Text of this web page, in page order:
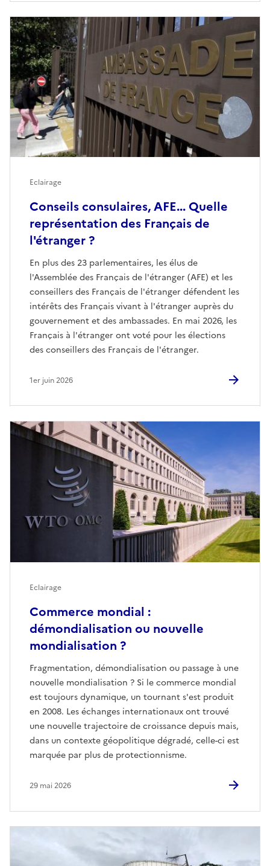
Conseils consulaires, AFE... Quelle
représentation des Français de
l'étranger ?
En plus des 23 parlementaires, les élus de
l'Assemblée des Français de l'étranger (AFE) et les
conseillers des Français de l'étranger défendent les
intérêts des Français vivant à l'étranger auprès du
gouvernement et des ambassades. En mai 2026, les
Français à l'étranger ont voté pour les élections
des conseillers des Français de l'étranger.
Eclairage
1er juin 2026
Commerce mondial :
démondialisation ou nouvelle
mondialisation ?
Fragmentation, démondialisation ou passage à une
nouvelle mondialisation ? Si le commerce mondial
est toujours dynamique, un tournant s'est produit
en 2008. Les échanges internationaux ont trouvé
une nouvelle trajectoire de croissance depuis mais,
dans un contexte géopolitique dégradé, celle-ci est
marquée par plus de protectionnisme.
Eclairage
29 mai 2026